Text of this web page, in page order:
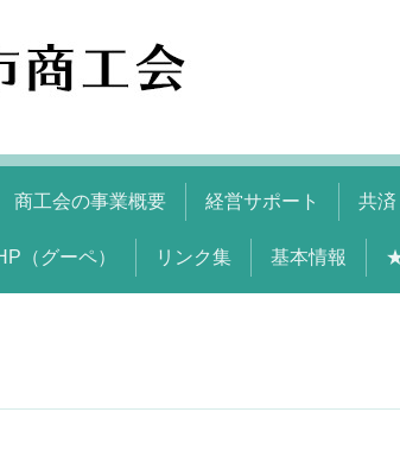
商工会の事業概要 経営サポート 共
（グーペ） リンク集 基本情報